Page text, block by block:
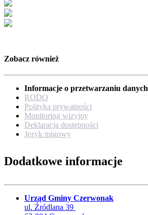
Zobacz również
Informacje o przetwarzaniu danych
RODO
Polityka prywatności
Monitoring wizyjny
Deklaracja dostępności
Język migowy
Dodatkowe informacje
Urząd Gminy Czerwonak
ul. Źródlana 39